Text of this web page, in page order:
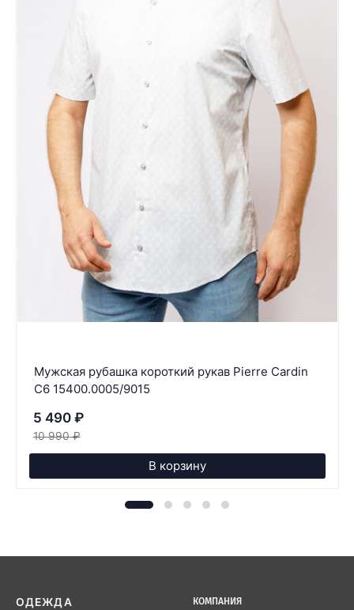
Мужская рубашка короткий рукав Pierre Cardin
C6 15400.0005/9015
5 490 ₽
10 990 ₽
В корзину
ОДЕЖДА КОМПАНИЯ